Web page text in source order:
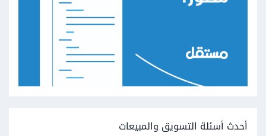
أحدث أسئلة التسويق والمبيعات